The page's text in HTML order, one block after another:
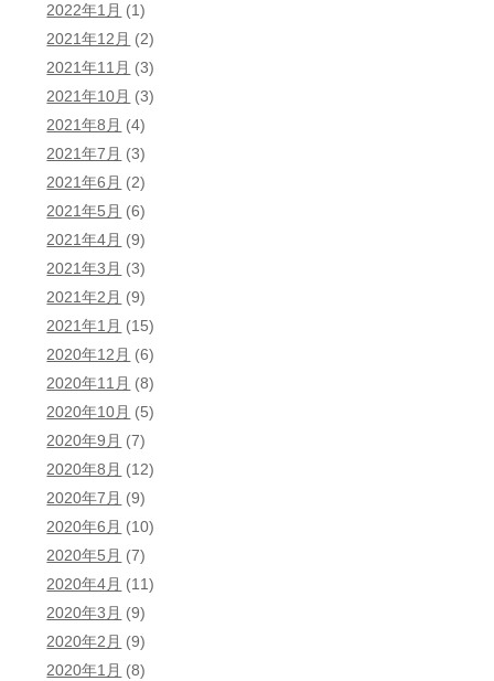
2022年1月 (1)
2021年12月 (2)
2021年11月 (3)
2021年10月 (3)
2021年8月 (4)
2021年7月 (3)
2021年6月 (2)
2021年5月 (6)
2021年4月 (9)
2021年3月 (3)
2021年2月 (9)
2021年1月 (15)
2020年12月 (6)
2020年11月 (8)
2020年10月 (5)
2020年9月 (7)
2020年8月 (12)
2020年7月 (9)
2020年6月 (10)
2020年5月 (7)
2020年4月 (11)
2020年3月 (9)
2020年2月 (9)
2020年1月 (8)